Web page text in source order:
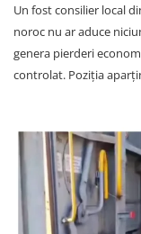
Un fost consilier local
noroc nu ar aduce
genera pierderi
controlat. Poziția